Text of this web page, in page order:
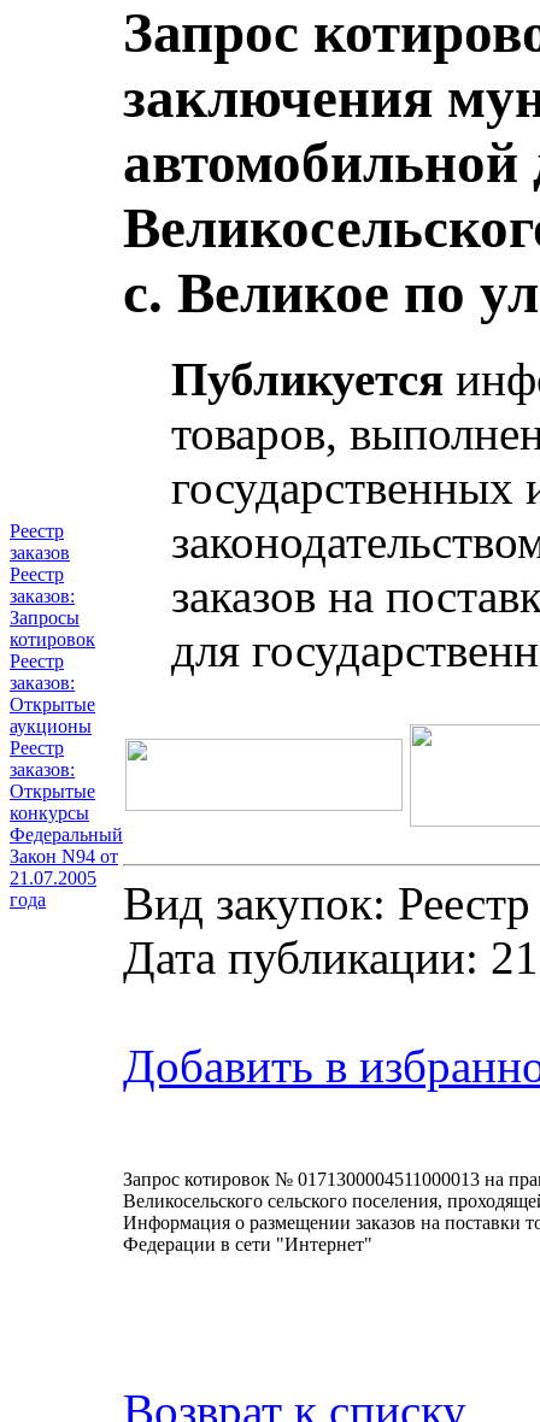
Реестр
заказов
Реестр
заказов:
Запросы
котировок
Реестр
заказов:
Открытые
аукционы
Реестр
заказов:
Открытые
конкурсы
Федеральный
Закон N94 от
21.07.2005
года
Запрос
заключения
автомобильной
с. Великое по
Публикуется
товаров,
заказов на
для
Вид закупок:
Дата публикации:
Добавить в
Запрос котировок № 0171300004511000013 на
Великосельского сельского поселения,
Информация о размещении заказов на поставки
Федерации в сети "Интернет"
Возврат к списку